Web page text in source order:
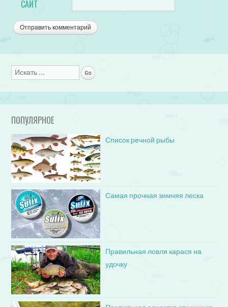
САЙТ
Поиск
ПОПУЛЯРНОЕ
Список речной рыбы
Самая прочная зимняя леска
Правильная ловля карася на
удочку